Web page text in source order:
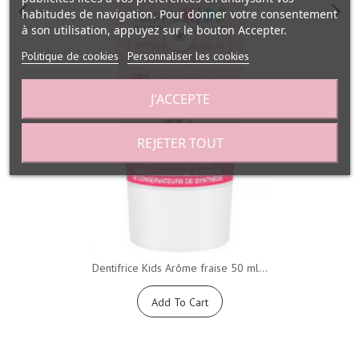
Dentifrice Kids Arôme fraise 50 ml...
Add To Cart
habitudes de navigation. Pour donner votre consentement
à son utilisation, appuyez sur le bouton Accepter.
Politique de cookies Personnaliser les cookies
REJETER TOUT
J'ACCEPTE